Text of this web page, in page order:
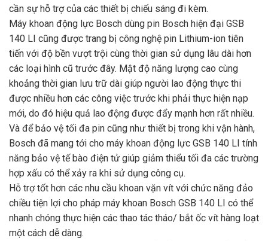
cần sự hỗ trợ của các thiết bị chiếu sáng đi kèm.
Máy khoan động lực Bosch dùng pin Bosch hiện đại GSB
140 LI cũng được trang bị công nghệ pin Lithium-ion tiên
tiến với độ bền vượt trội cùng thời gian sử dụng lâu dài hơn
các loại hình cũ trước đây. Mật độ năng lượng cao cùng
khoảng thời gian lưu trữ dài giúp người lao động thực thi
được nhiều hơn các công việc trước khi phải thực hiện nạp
mới, do đó hiệu quả lao động được đẩy mạnh hơn rất nhiều.
Và để bảo vệ tối đa pin cũng như thiết bị trong khi vận hành,
Bosch đã mang tới cho máy khoan động lực GSB 140 LI tính
năng bảo vệ tế bào điện tử giúp giảm thiểu tối đa các trường
hợp xấu có thể xảy ra khi sử dụng công cụ.
Hỗ trợ tốt hơn các nhu cầu khoan vặn vít với chức năng đảo
chiều tiện lợi cho pháp máy khoan Bosch GSB 140 LI có thể
nhanh chóng thực hiện các thao tác tháo/ bắt ốc vít hàng loạt
một cách dễ dàng.